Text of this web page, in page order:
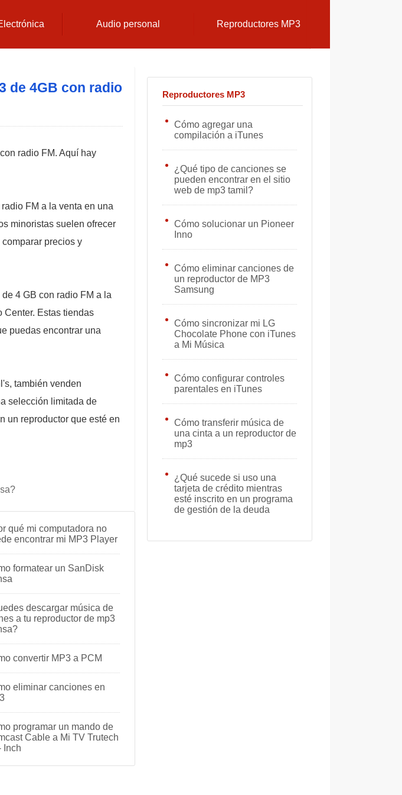
Audio personal Reproductores MP3
de 4GB con radio
radio FM. Aquí hay
FM a la venta en una
minoristas suelen ofrecer
precios y
4 GB con radio FM a la
Center. Estas tiendas
puedas encontrar una
también venden
selección limitada de
un reproductor que esté en
Reproductores MP3
Cómo agregar una
compilación a iTunes
¿Qué tipo de canciones se
pueden encontrar en el sitio
web de mp3 tamil?
Cómo solucionar un Pioneer
Inno
Cómo eliminar canciones de
un reproductor de MP3
Samsung
Cómo sincronizar mi LG
Chocolate Phone con iTunes
a Mi Música
Cómo configurar controles
parentales en iTunes
Cómo transferir música de
una cinta a un reproductor de
mp3
¿Qué sucede si uso una
tarjeta de crédito mientras
esté inscrito en un programa
de gestión de la deuda
qué mi computadora no
encontrar mi MP3 Player
formatear un SanDisk
descargar música de
a tu reproductor de mp3
convertir MP3 a PCM
eliminar canciones en
programar un mando de
Cable a Mi TV Trutech
Inch